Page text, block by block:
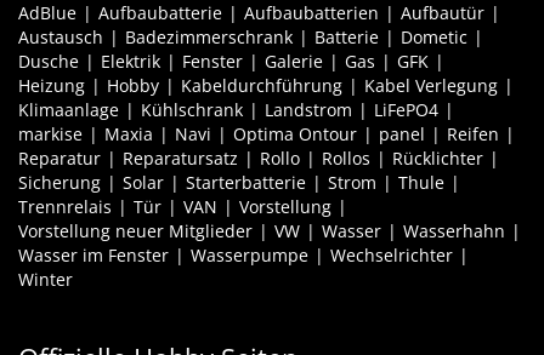
AdBlue Aufbaubatterie Aufbaubatterien
Aufbautür
Austausch
Badezimmerschrank Batterie
Dometic
Dusche
Elektrik Fenster Galerie Gas
GFK
Heizung
Hobby Kabeldurchführung
Kabel Verlegung
Klimaanlage
Kühlschrank Landstrom
LiFePO4
markise
Maxia Navi Optima Ontour panel
Reifen
Reparatur
Reparatursatz Rollo Rollos
Rücklichter
Sicherung
Solar Starterbatterie Strom
Thule
Trennrelais
Tür VAN
Vorstellung
Vorstellung neuer Mitglieder
VW Wasser
Wasserhahn
Wasser im Fenster
Wasserpumpe
Wechselrichter
Winter